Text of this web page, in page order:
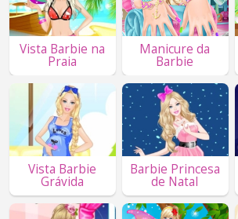
Vista Barbie na
Praia
Manicure da
Barbie
Vista Barbie
Grávida
Barbie Princesa
de Natal